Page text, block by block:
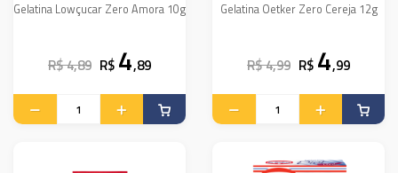
Gelatina Lowçucar Zero Amora 10g
R$ 4,89 R$ 4,89
Gelatina Oetker Zero Cereja 12g
R$ 4,99 R$ 4,99